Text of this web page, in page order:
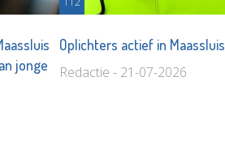
jonge
Oplichters actief in Maassluis
Redactie - 21-07-2026